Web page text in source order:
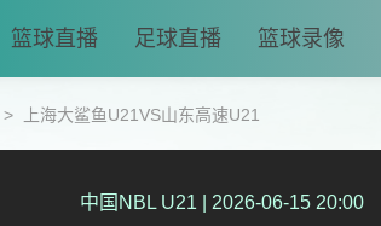
篮球直播 足球直播 篮球录像
> 上海大鲨鱼U21VS山东高速U21
中国NBL U21 2026-06-15 20:00